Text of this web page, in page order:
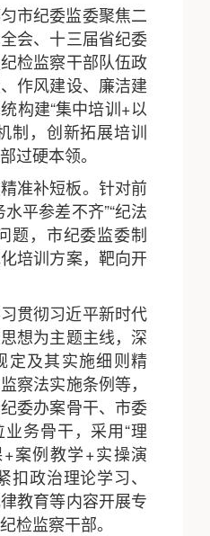
市纪委监委聚焦二
会、十三届省纪委
检监察干部队伍政
作风建设、廉洁建
构建“集中培训+以
制，创新拓展培训
过硬本领。
准补短板。针对前
平参差不齐”“纪法
题，市纪委监委制
培训方案，靶向开
贯彻习近平新时代
想为主题主线，深
定及其实施细则精
察法实施条例等，
委办案骨干、市委
务骨干，采用“理
案例教学+实操演
扣政治理论学习、
教育等内容开展专
检监察干部。